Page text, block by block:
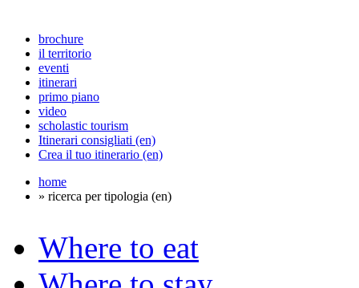
brochure
il territorio
eventi
itinerari
primo piano
video
scholastic tourism
Itinerari consigliati (en)
Crea il tuo itinerario (en)
home
» ricerca per tipologia (en)
Where to eat